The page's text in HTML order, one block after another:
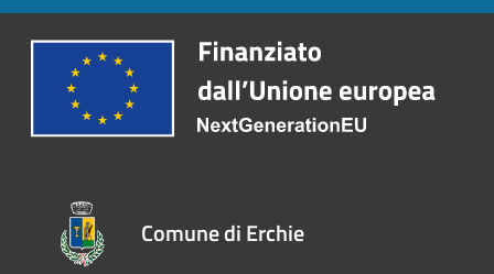
Comune di Erchie